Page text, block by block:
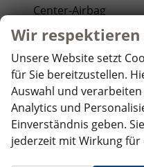
Center-Airbag
(8N6) Regensensor
INNENAUSSTATTUNG
(6XT) Außenspiegel
und beheizbar, auf
Memory-Funktion
(QQ9)
Wir
Unsere Website setzt
für Sie bereitzustellen.
Auswahl und
Analytics und
Einverständnis geben.
jederzeit mit Wirkung